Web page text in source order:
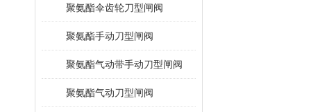
聚氨酯伞齿轮刀型闸阀
聚氨酯手动刀型闸阀
聚氨酯气动带手动刀型闸阀
聚氨酯气动刀型闸阀